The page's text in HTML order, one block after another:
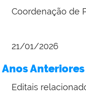
Coordenação de
21/01/2026
Anos Anteriores
Editais